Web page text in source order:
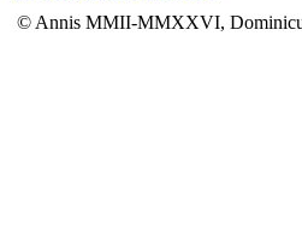
© Annis MMII-MMXXVI,